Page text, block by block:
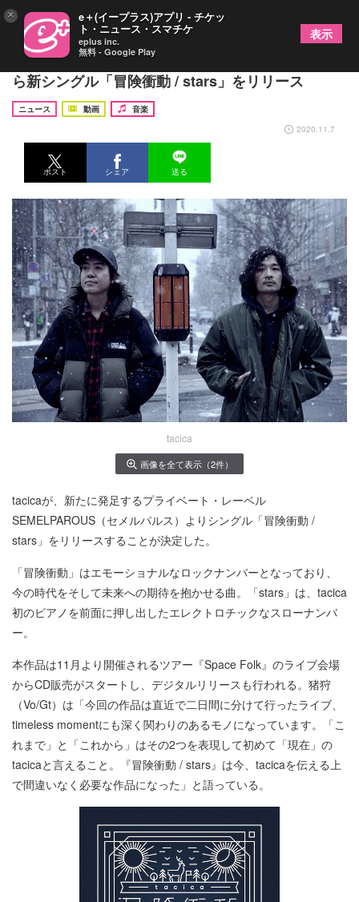
tacica、新たに発足するプライベート・レーベルか
ら新シングル「冒険衝動 / stars」をリリース
ニュース 動画
音楽
2020.11.7
ポスト シェア 送る
tacica
画像を全て表示（2件）
tacicaが、新たに発足するプライベート・レーベル
SEMELPAROUS（セメルパルス）よりシングル「冒険衝動 /
stars」をリリースすることが決定した。
「冒険衝動」はエモーショナルなロックナンバーとなっており、
今の時代をそして未来への期待を抱かせる曲。「stars」は、tacica
初のピアノを前面に押し出したエレクトロチックなスローナンバ
ー。
本作品は11月より開催されるツアー『Space Folk』のライブ会場
からCD販売がスタートし、デジタルリリースも行われる。猪狩
（Vo/Gt）は「今回の作品は直近で二日間に分けて行ったライブ、
timeless momentにも深く関わりのあるモノになっています。「こ
れまで」と「これから」はその2つを表現して初めて「現在」の
tacicaと言えること。『冒険衝動 / stars』は今、tacicaを伝える上
で間違いなく必要な作品になった」と語っている。
× e＋(イープラス)アプリ - チケッ
ト・ニュース・スマチケ
eplus inc.
無料 - Google Play
表示